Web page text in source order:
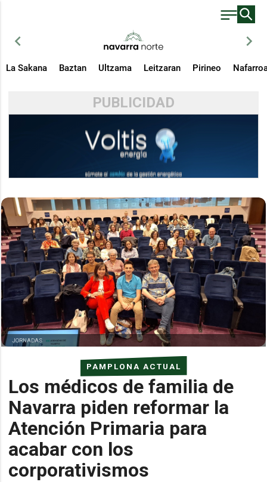
chevron_left chevron_right
La Sakana Baztan Ultzama Leitzaran Pirineo
PUBLICIDAD
PAMPLONA ACTUAL
Los médicos de familia de
Navarra piden reformar la
Atención Primaria para
acabar con los
corporativismos
JORNADAS